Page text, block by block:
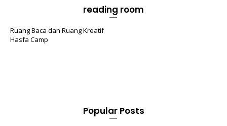
reading room
Ruang Baca dan Ruang Kreatif
Hasfa Camp
Popular Posts